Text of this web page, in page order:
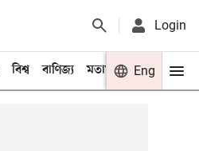
Login
বিশ্ব বাণিজ্য মতামত খেলা
Eng